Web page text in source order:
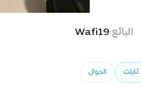
البائع:
Wafi19
الجوال